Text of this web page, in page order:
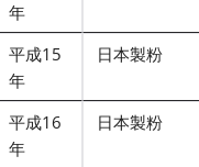
年
平成15
年
日本製粉
平成16
年
日本製粉